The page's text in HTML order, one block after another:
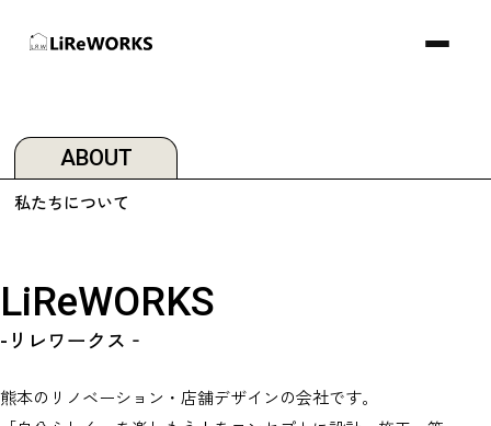
ABOUT
私たちについて
LiReWORKS
-リレワークス‐
熊本のリノベーション・店舗デザインの会社です。